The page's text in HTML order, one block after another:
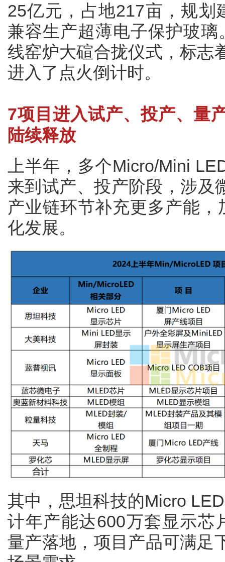
25亿元，占地217亩，规划
兼容生产超薄电子保护玻
线窑炉大碹合拢仪式，标志
进入了点火倒计时。
7项目进入试产、投产、量
陆续释放
上半年，多个Micro/Mini
来到试产、投产阶段，涉及
产业链环节补充更多产能
化发展。
其中，思坦科技的Micro
计年产能达600万套显示芯
量产落地，项目产品可满足